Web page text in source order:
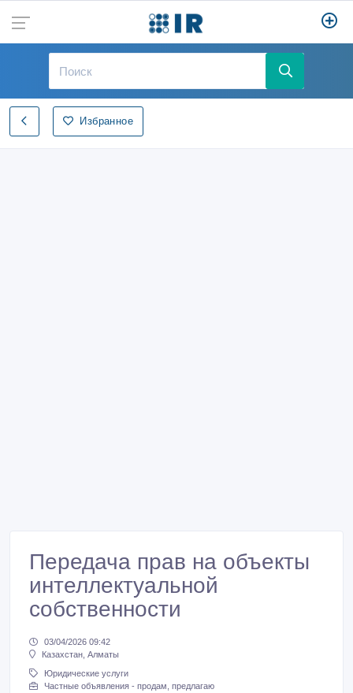
Избранное
Передача прав на объекты
интеллектуальной
собственности
03/04/2026 09:42
Казахстан, Алматы
Юридические услуги
Частные объявления - продам, предлагаю